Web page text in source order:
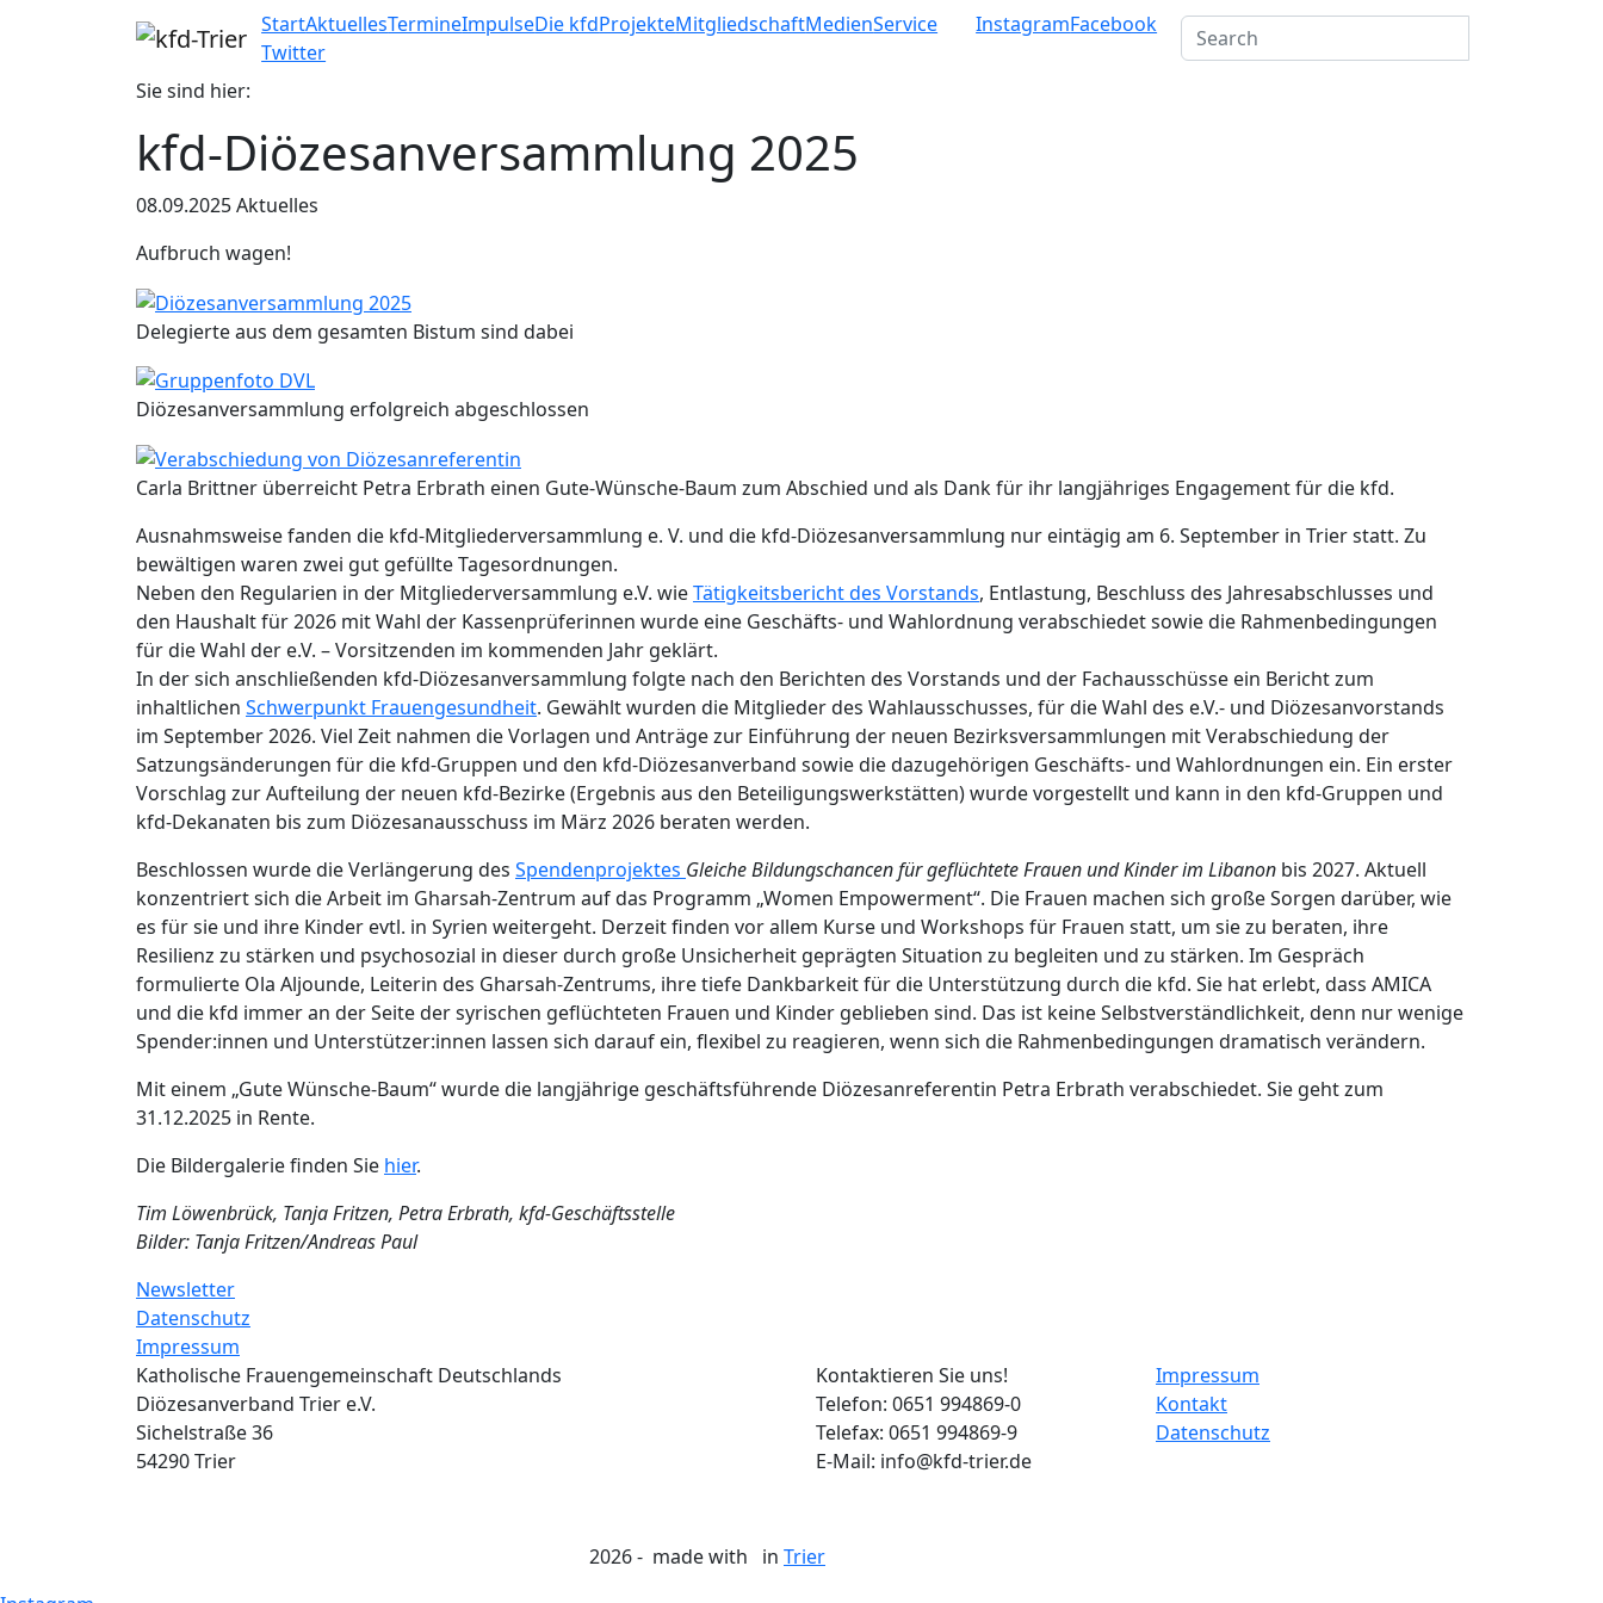
StartAktuellesTermineImpulseDie kfdProjekteMitgliedschaftMedienService InstagramFacebook
Twitter
Sie sind hier:
kfd-Diözesanversammlung 2025
08.09.2025Aktuelles
Aufbruch wagen!
Delegierte aus dem gesamten Bistum sind dabei
Diözesanversammlung erfolgreich abgeschlossen
Carla Brittner überreicht Petra Erbrath einen Gute-Wünsche-Baum zum Abschied und als Dank für ihr langjähriges Engagement für die kfd.
Ausnahmsweise fanden die kfd-Mitgliederversammlung e. V. und die kfd-Diözesanversammlung nur eintägig am 6. September in Trier statt. Zu
bewältigen waren zwei gut gefüllte Tagesordnungen.
Neben den Regularien in der Mitgliederversammlung e.V. wieTätigkeitsbericht des Vorstands, Entlastung, Beschluss des Jahresabschlusses und
den Haushalt für 2026 mit Wahl der Kassenprüferinnen wurde eine Geschäfts- und Wahlordnung verabschiedet sowie die Rahmenbedingungen
für die Wahl der e.V. – Vorsitzenden im kommenden Jahr geklärt.
In der sich anschließenden kfd-Diözesanversammlung folgte nach den Berichten des Vorstands und der Fachausschüsse ein Bericht zum
inhaltlichen Schwerpunkt Frauengesundheit. Gewählt wurden die Mitglieder des Wahlausschusses, für die Wahl des e.V.- und Diözesanvorstands
im September 2026. Viel Zeit nahmen die Vorlagen und Anträge zur Einführung der neuen Bezirksversammlungen mit Verabschiedung der
Satzungsänderungen für die kfd-Gruppen und den kfd-Diözesanverband sowie die dazugehörigen Geschäfts- und Wahlordnungen ein. Ein erster
Vorschlag zur Aufteilung der neuen kfd-Bezirke (Ergebnis aus den Beteiligungswerkstätten) wurde vorgestellt und kann in den kfd-Gruppen und
kfd-Dekanaten bis zum Diözesanausschuss im März 2026 beraten werden.
Beschlossen wurde die Verlängerung des Spendenprojektes Gleiche Bildungschancen für geflüchtete Frauen und Kinder im Libanon bis 2027. Aktuell
konzentriert sich die Arbeit im Gharsah-Zentrum auf das Programm „Women Empowerment“. Die Frauen machen sich große Sorgen darüber, wie
es für sie und ihre Kinder evtl. in Syrien weitergeht. Derzeit finden vor allem Kurse und Workshops für Frauen statt, um sie zu beraten, ihre
Resilienz zu stärken und psychosozial in dieser durch große Unsicherheit geprägten Situation zu begleiten und zu stärken. Im Gespräch
formulierte Ola Aljounde, Leiterin des Gharsah-Zentrums, ihre tiefe Dankbarkeit für die Unterstützung durch die kfd. Sie hat erlebt, dass AMICA
und die kfd immer an der Seite der syrischen geflüchteten Frauen und Kinder geblieben sind. Das ist keine Selbstverständlichkeit, denn nur wenige
Spender:innen und Unterstützer:innen lassen sich darauf ein, flexibel zu reagieren, wenn sich die Rahmenbedingungen dramatisch verändern.
Mit einem „Gute Wünsche-Baum“ wurde die langjährige geschäftsführende Diözesanreferentin Petra Erbrath verabschiedet. Sie geht zum
31.12.2025 in Rente.
Die Bildergalerie finden Sie hier.
Tim Löwenbrück, Tanja Fritzen, Petra Erbrath, kfd-Geschäftsstelle
Bilder: Tanja Fritzen/Andreas Paul
Newsletter
Datenschutz
Impressum
Katholische Frauengemeinschaft Deutschlands
Diözesanverband Trier e.V.
Sichelstraße 36
54290 Trier
Kontaktieren Sie uns!
Telefon: 0651 994869-0
Telefax: 0651 994869-9
E-Mail: info@kfd-trier.de
Impressum
Kontakt
Datenschutz
2026 - made with in Trier